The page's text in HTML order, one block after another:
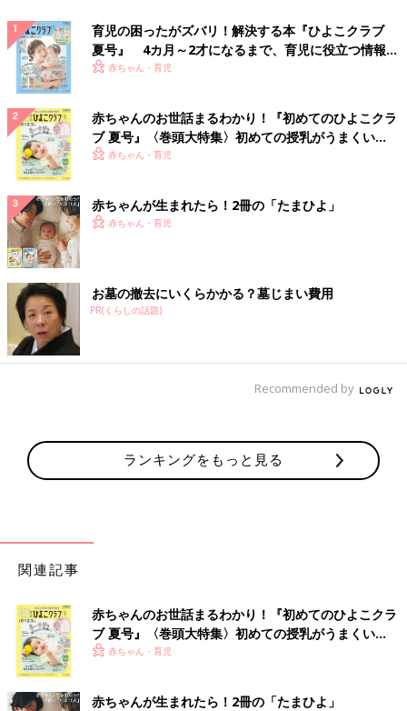
育児の困ったがズバリ！解決する本『ひよこクラブ
夏号』 4カ月～2才になるまで、育児に役立つ情報が
いっぱい！
赤ちゃん・育児
赤ちゃんのお世話まるわかり！『初めてのひよこクラ
ブ 夏号』〈巻頭大特集〉初めての授乳がうまくい
く！ おっぱい・ミルクの基本と夏のトラブル 解決テ
赤ちゃん・育児
赤ちゃんが生まれたら！2冊の「たまひよ」
赤ちゃん・育児
お墓の撤去にいくらかかる？墓じまい費用
PR(くらしの話題)
Recommended by
ランキングをもっと見る
関連記事
赤ちゃんのお世話まるわかり！『初めてのひよこクラ
ブ 夏号』〈巻頭大特集〉初めての授乳がうまくい
く！ おっぱい・ミルクの基本と夏のトラブル 解決テ
赤ちゃん・育児
赤ちゃんが生まれたら！2冊の「たまひよ」